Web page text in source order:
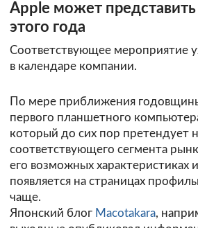
Apple может представить
этого года
Соответствующее мероприятие
в календаре компании.
По мере приближения
первого планшетного
который до сих пор претендует
соответствующего сегмента
его возможных характеристиках
появляется на страницах
чаще.
Японский блог Macotakara,